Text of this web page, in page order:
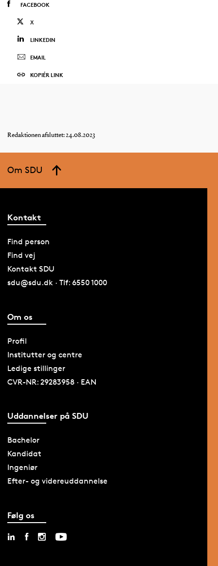
FACEBOOK
X
LINKEDIN
EMAIL
KOPIÉR LINK
Redaktionen afsluttet: 24.08.2023
Om SDU
Kontakt
Find person
Find vej
Kontakt SDU
sdu@sdu.dk · Tlf: 6550 1000
Om os
Profil
Institutter og centre
Ledige stillinger
CVR-NR: 29283958 · EAN
Uddannelser på SDU
Bachelor
Kandidat
Ingeniør
Efter- og videreuddannelse
Følg os